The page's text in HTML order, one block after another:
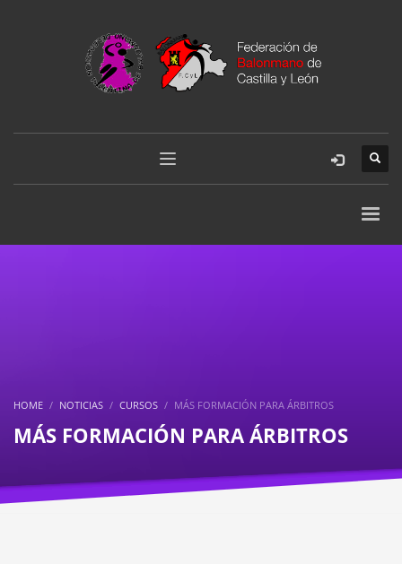
HOME NOTICIAS CURSOS MÁS FORMACIÓN PARA ÁRBITROS
MÁS FORMACIÓN PARA ÁRBITROS